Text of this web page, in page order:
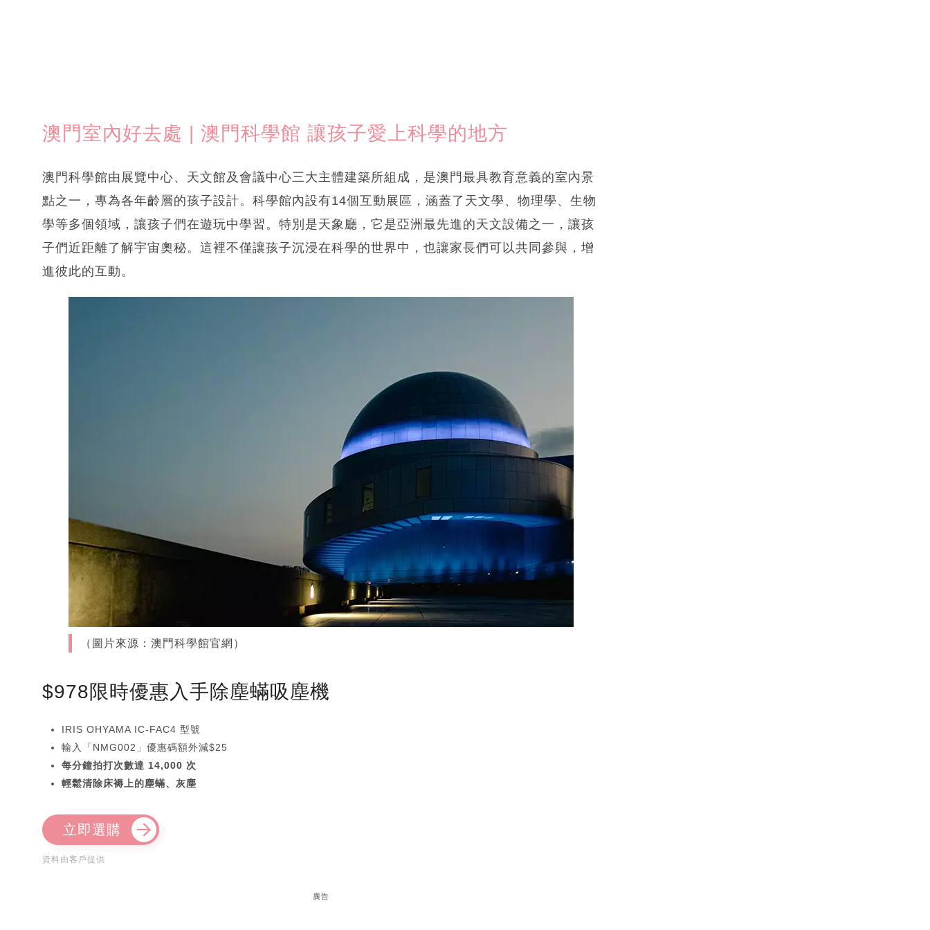
澳門室內好去處 | 澳門科學館 讓孩子愛上科學的地方
澳門科學館由展覽中心、天文館及會議中心三大主體建築所組成，是澳門最具教育意義的室內景
點之一，專為各年齡層的孩子設計。科學館內設有14個互動展區，涵蓋了天文學、物理學、生物
學等多個領域，讓孩子們在遊玩中學習。特別是天象廳，它是亞洲最先進的天文設備之一，讓孩
子們近距離了解宇宙奧秘。這裡不僅讓孩子沉浸在科學的世界中，也讓家長們可以共同參與，增
進彼此的互動。
（圖片來源：澳門科學館官網）
$978限時優惠入手除塵蟎吸塵機
IRIS OHYAMA IC-FAC4 型號
輸入「NMG002」優惠碼額外減$25
每分鐘拍打次數達 14,000 次
輕鬆清除床褥上的塵蟎、灰塵
立即選購
資料由客戶提供
廣告